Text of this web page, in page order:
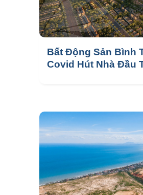
Bất Động Sản Bình
Covid Hút Nhà Đầu